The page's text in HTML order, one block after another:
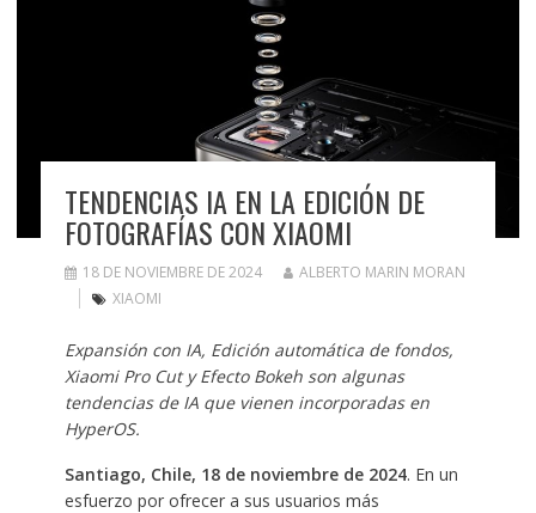
TENDENCIAS IA EN LA EDICIÓN DE
FOTOGRAFÍAS CON XIAOMI
18 DE NOVIEMBRE DE 2024
ALBERTO MARIN MORAN
XIAOMI
Expansión con IA, Edición automática de fondos,
Xiaomi Pro Cut y Efecto Bokeh son algunas
tendencias de IA que vienen incorporadas en
HyperOS.
Santiago, Chile, 18 de noviembre de 2024. En un
esfuerzo por ofrecer a sus usuarios más